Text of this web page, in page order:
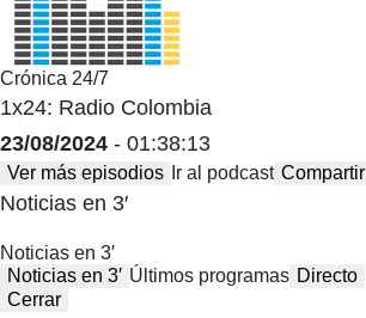
Crónica 24/7
1x24: Radio Colombia
23/08/2024 - 01:38:13
Ver más episodios Ir al podcast Compartir
Noticias en 3′
Noticias en 3′
Noticias en 3′ Últimos programas Directo
Cerrar